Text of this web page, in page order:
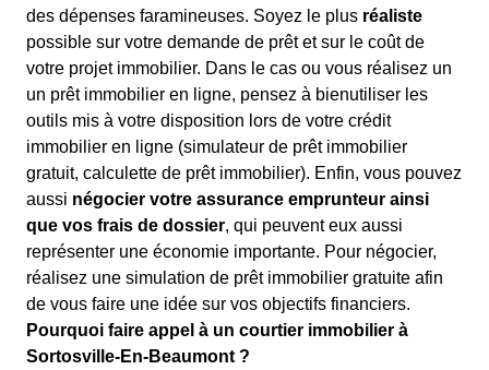
des dépenses faramineuses. Soyez le plus réaliste
possible sur votre demande de prêt et sur le coût de
votre projet immobilier. Dans le cas ou vous réalisez un
un prêt immobilier en ligne, pensez à bienutiliser les
outils mis à votre disposition lors de votre crédit
immobilier en ligne (simulateur de prêt immobilier
gratuit, calculette de prêt immobilier). Enfin, vous pouvez
aussi négocier votre assurance emprunteur ainsi
que vos frais de dossier, qui peuvent eux aussi
représenter une économie importante. Pour négocier,
réalisez une simulation de prêt immobilier gratuite afin
de vous faire une idée sur vos objectifs financiers.
Pourquoi faire appel à un courtier immobilier à
Sortosville-En-Beaumont ?